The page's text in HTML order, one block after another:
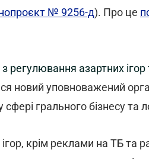
№ 9256-д). Про це
з регулювання азартних
новий уповноважений
грального бізнесу та
крім реклами на ТБ та